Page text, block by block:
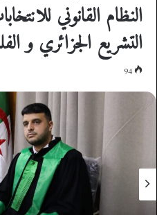
النظام القانوني
التشريع الجزائري و
94